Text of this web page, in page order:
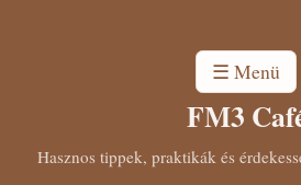
☰ Menü
FM3
Hasznos tippek, praktikák és